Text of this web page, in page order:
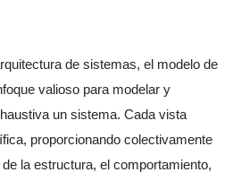
de sistemas, el modelo de
valioso para modelar y
un sistema. Cada vista
proporcionando colectivamente
la estructura, el comportamiento,